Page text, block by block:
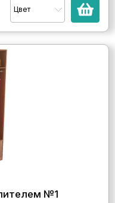
Цвет
№1